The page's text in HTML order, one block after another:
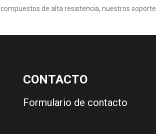
de alta resistencia, nuestros
CONTACTO
Formulario de contacto